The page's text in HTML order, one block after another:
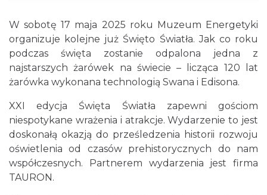
Muzyka zespołu Metallica symfonicznie
2026
Katowice
2026-11-14
16.82 km
W sobotę 17 maja 2025 roku Muzeum Energetyki
organizuje kolejne już Święto Światła. Jak co roku
podczas święta zostanie odpalona jedna z
najstarszych żarówek na świecie – licząca 120 lat
żarówka wykonana technologią Swana i Edisona.
XXI edycja Święta Światła zapewni gościom
niespotykane wrażenia i atrakcje. Wydarzenie to jest
doskonałą okazją do prześledzenia historii rozwoju
oświetlenia od czasów prehistorycznych do nam
współczesnych. Partnerem wydarzenia jest firma
TAURON.